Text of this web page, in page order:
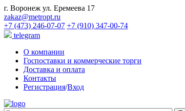
г. Воронеж ул. Еремеева 17
zakaz@metropt.ru
+7 (473) 246-07-07 +7 (910) 347-00-74
telegram
О компании
Госпоставки и коммерческие торги
Доставка и оплата
Контакты
Регистрация/Вход